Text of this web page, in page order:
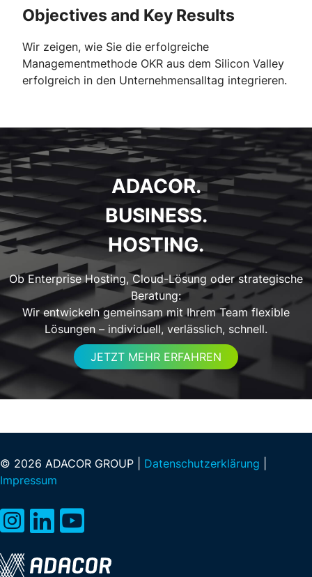
Objectives and Key Results
Wir zeigen, wie Sie die erfolgreiche
Managementmethode OKR aus dem Silicon Valley
erfolgreich in den Unternehmensalltag integrieren.
ADACOR.
BUSINESS.
HOSTING.
Ob Enterprise Hosting, Cloud-Lösung oder strategische
Beratung:
Wir entwickeln gemeinsam mit Ihrem Team flexible
Lösungen – individuell, verlässlich, schnell.
JETZT MEHR ERFAHREN
© 2026 ADACOR GROUP | Datenschutzerklärung
Impressum